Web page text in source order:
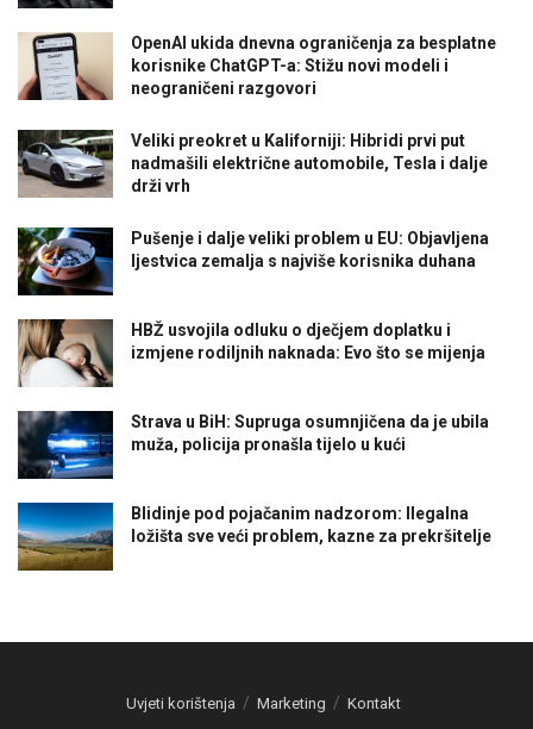
OpenAI ukida dnevna ograničenja za besplatne
korisnike ChatGPT-a: Stižu novi modeli i
neograničeni razgovori
Veliki preokret u Kaliforniji: Hibridi prvi put
nadmašili električne automobile, Tesla i dalje
drži vrh
Pušenje i dalje veliki problem u EU: Objavljena
ljestvica zemalja s najviše korisnika duhana
HBŽ usvojila odluku o dječjem doplatku i
izmjene rodiljnih naknada: Evo što se mijenja
Strava u BiH: Supruga osumnjičena da je ubila
muža, policija pronašla tijelo u kući
Blidinje pod pojačanim nadzorom: Ilegalna
ložišta sve veći problem, kazne za prekršitelje
Uvjeti korištenja Marketing Kontakt